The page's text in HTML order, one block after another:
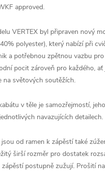
approved.
VERTEX byl připraven nový
polyester), který nabízí při
a potřebnou zpětnou vazbu pro
pocit zároveň pro každého,
na světových soutěžích.
v těle je samozřejmostí,
navazujících detailech.
jsou od ramen k zápěstí také
širší rozměr pro dostatek
zápěstí postupně zužují. Prošití